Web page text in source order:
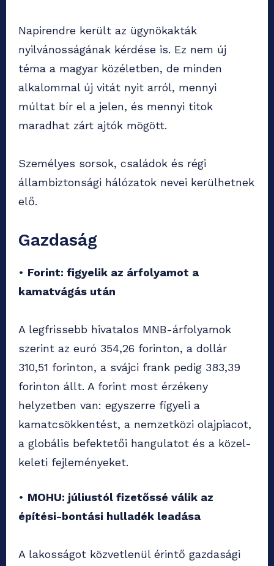
Napirendre került az ügynökakták
nyilvánosságának kérdése is. Ez nem új
téma a magyar közéletben, de minden
alkalommal új vitát nyit arról, mennyi
múltat bír el a jelen, és mennyi titok
maradhat zárt ajtók mögött.
Személyes sorsok, családok és régi
állambiztonsági hálózatok nevei kerülhetnek
elő.
Gazdaság
• Forint: figyelik az árfolyamot a
kamatvágás után
A legfrissebb hivatalos MNB-árfolyamok
szerint az euró 354,26 forinton, a dollár
310,51 forinton, a svájci frank pedig 383,39
forinton állt. A forint most érzékeny
helyzetben van: egyszerre figyeli a
kamatcsökkentést, a nemzetközi olajpiacot,
a globális befektetői hangulatot és a közel-
keleti fejleményeket.
• MOHU: júliustól fizetőssé válik az
építési-bontási hulladék leadása
A lakosságot közvetlenül érintő gazdasági